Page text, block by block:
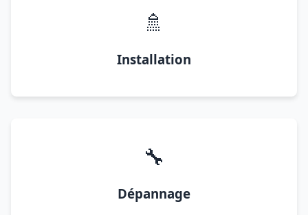
🚿
Installation
🔧
Dépannage